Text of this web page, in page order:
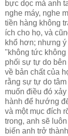
bực dọc mà anh
nghe máy, nghe
tiền hàng không
ích cho họ, và
khổ hơn; nhưng
"không tức
phối sự tự do
về bản chất của
rằng sự tự do
muốn điều đó
hành để hướng
và một mục đích
trong, anh sẽ
biến anh trở